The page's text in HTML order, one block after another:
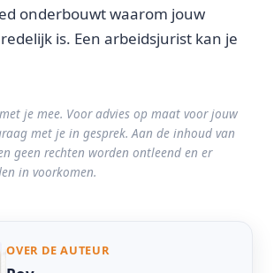
onderbouwt waarom jouw
is. Een arbeidsjurist kan je
je mee. Voor advies op maat voor jouw
met je in gesprek. Aan de inhoud van
geen rechten worden ontleend en er
in voorkomen.
OVER DE AUTEUR